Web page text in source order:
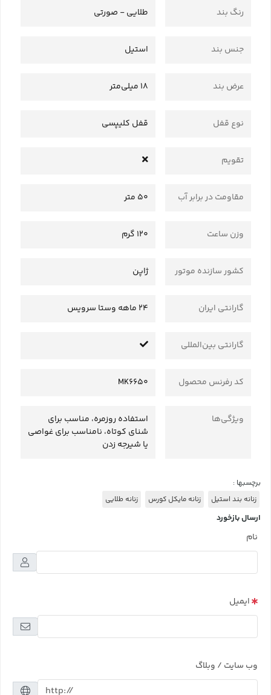
رنگ بند طلایی - صورتی
جنس بند استیل
عرض بند 18 میلی‌متر
نوع قفل قفل کلیپسی
تقویم
مقاومت در برابر آب 50 متر
وزن ساعت 120 گرم
کشور سازنده موتور ژاپن
گارانتی ایران 24 ماهه وستا سرویس
گارانتی بین‌المللی
کد رفرنس محصول MK6650
ویژگی‌ها
استفاده روزمره، مناسب برای
شنای کوتاه، نامناسب برای غواصی
یا شیرجه زدن
برچسبها :
زنانه بند استیل
زنانه مایکل کورس زنانه طلایی
ارسال بازخورد
نام
ایمیل
وب سایت / وبلاگ